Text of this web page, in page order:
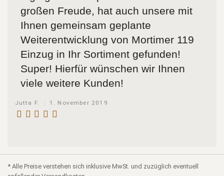
großen Freude, hat auch unsere mit
Ihnen gemeinsam geplante
Weiterentwicklung von Mortimer 119
Einzug in Ihr Sortiment gefunden!
Super! Hierfür wünschen wir Ihnen
viele weitere Kunden!
Jutta F. 1. November 2019
* Alle Preise verstehen sich inklusive MwSt. und zuzüglich eventuell